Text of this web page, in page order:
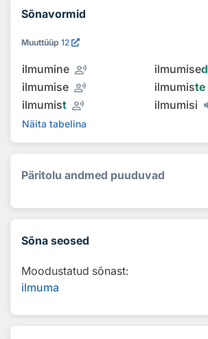
Sõnavormid
Muuttüüp 12
ilmumine record_voice_over ilmumised
ilmumise record_voice_over ilmumiste
ilmumist record_voice_over ilmumisi
Näita tabelina
Päritolu andmed puuduvad
Sõna seosed
Moodustatud sõnast:
ilmuma